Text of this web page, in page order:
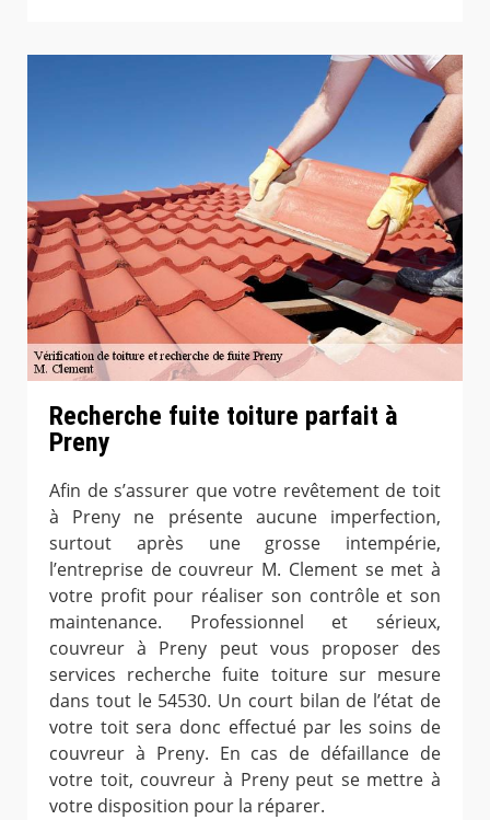
Recherche fuite toiture parfait à
Preny
Afin de s’assurer que votre revêtement de toit
à Preny ne présente aucune imperfection,
surtout après une grosse intempérie,
l’entreprise de couvreur M. Clement se met à
votre profit pour réaliser son contrôle et son
maintenance. Professionnel et sérieux,
couvreur à Preny peut vous proposer des
services recherche fuite toiture sur mesure
dans tout le 54530. Un court bilan de l’état de
votre toit sera donc effectué par les soins de
couvreur à Preny. En cas de défaillance de
votre toit, couvreur à Preny peut se mettre à
votre disposition pour la réparer.